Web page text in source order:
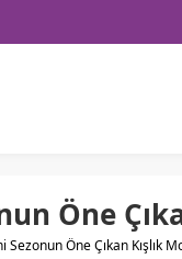
Öne
Sezonun Öne Çıkan Kışlık